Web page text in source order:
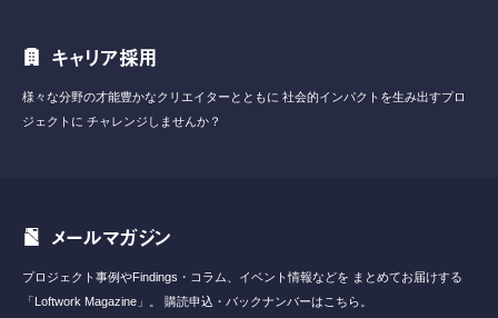
キャリア採用
様々な分野の才能豊かなクリエイターとともに 社会的インパクトを生み出すプロ
ジェクトに チャレンジしませんか？
メールマガジン
プロジェクト事例やFindings・コラム、イベント情報などを まとめてお届けする
「Loftwork Magazine」。
購読申込・バックナンバーはこちら。